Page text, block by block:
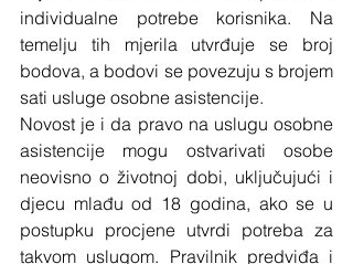
individualne potrebe korisnika. Na
temelju tih mjerila utvrđuje se broj
bodova, a bodovi se povezuju s brojem
sati usluge osobne asistencije.
Novost je i da pravo na uslugu osobne
asistencije mogu ostvarivati osobe
neovisno o životnoj dobi, uključujući i
djecu mlađu od 18 godina, ako se u
postupku procjene utvrdi potreba za
takvom uslugom. Pravilnik predviđa i